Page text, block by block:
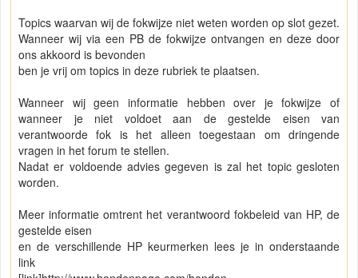
Topics waarvan wij de fokwijze niet weten worden op slot gezet.
Wanneer wij via een PB de fokwijze ontvangen en deze door
ons akkoord is bevonden
ben je vrij om topics in deze rubriek te plaatsen.
Wanneer wij geen informatie hebben over je fokwijze of
wanneer je niet voldoet aan de gestelde eisen van
verantwoorde fok is het alleen toegestaan om dringende
vragen in het forum te stellen.
Nadat er voldoende advies gegeven is zal het topic gesloten
worden.
Meer informatie omtrent het verantwoord fokbeleid van HP, de
gestelde eisen
en de verschillende HP keurmerken lees je in onderstaande
link